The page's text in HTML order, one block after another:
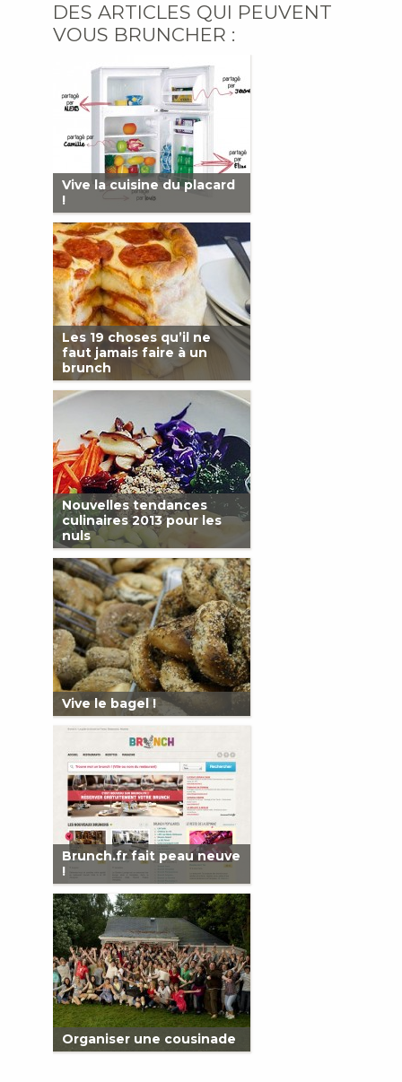
DES ARTICLES QUI PEUVENT
VOUS BRUNCHER :
Vive la cuisine du placard
!
Les 19 choses qu’il ne
faut jamais faire à un
brunch
Nouvelles tendances
culinaires 2013 pour les
nuls
Vive le bagel !
Brunch.fr fait peau neuve
!
Organiser une cousinade